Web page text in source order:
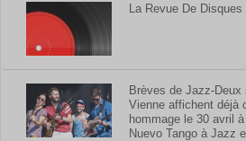
La Revue De
Brèves de Jazz-
Vienne affichent déjà
hommage le 30 avril
Nuevo Tango à Jazz